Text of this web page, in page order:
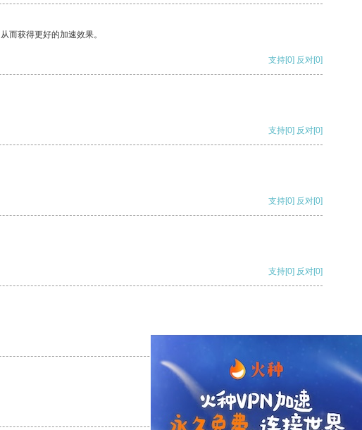
而获得更好的加速效果。
支持[0] 反对[0]
支持[0] 反对[0]
支持[0] 反对[0]
支持[0] 反对[0]
支持 [0] 反对 [0]